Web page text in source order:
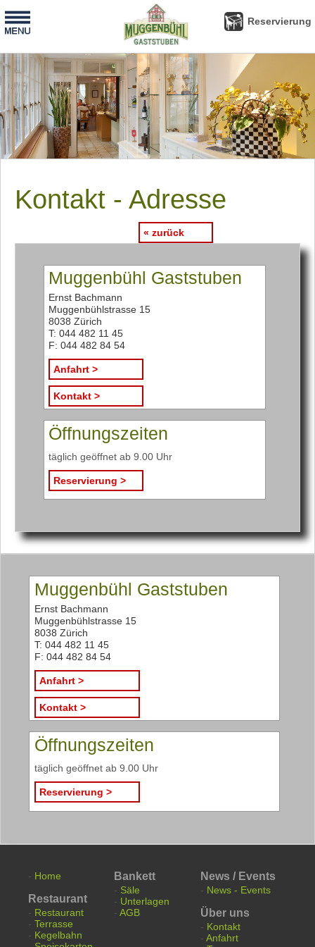
Reservierung Reservierung
Kontakt - Adresse
« zurück
Muggenbühl Gaststuben
Ernst Bachmann
Muggenbühlstrasse 15
8038 Zürich
T: 044 482 11 45
F: 044 482 84 54
Anfahrt >
Kontakt >
Öffnungszeiten
täglich geöffnet ab 9.00 Uhr
Reservierung >
Muggenbühl Gaststuben
Ernst Bachmann
Muggenbühlstrasse 15
8038 Zürich
T: 044 482 11 45
F: 044 482 84 54
Anfahrt >
Kontakt >
Öffnungszeiten
täglich geöffnet ab 9.00 Uhr
Reservierung >
- Home
Restaurant
- Restaurant
- Terrasse
- Kegelbahn
Bankett
- Säle
- Unterlagen
- AGB
News / Events
- News - Events
Über uns
- Kontakt
- Anfahrt